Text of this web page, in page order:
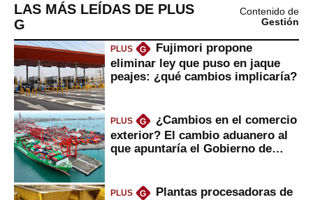
LAS MÁS LEÍDAS DE PLUS
G
Contenido de
Gestión
PLUS G
Fujimori propone
eliminar ley que puso en jaque
peajes: ¿qué cambios implicaría?
PLUS G
¿Cambios en el comercio
exterior? El cambio aduanero al
que apuntaría el Gobierno de
PLUS G
Plantas procesadoras de